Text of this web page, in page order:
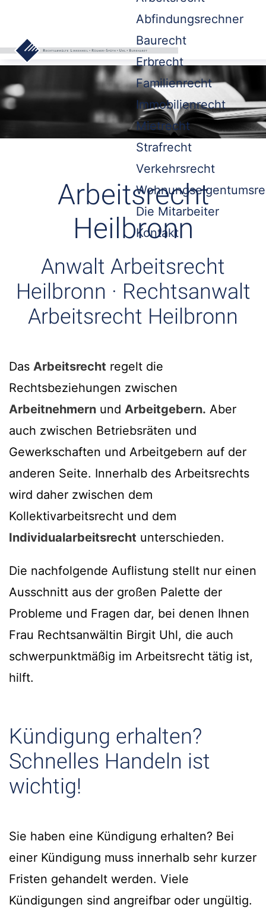
Abfindungsrechner
Baurecht
Erbrecht
Familienrecht
Immobilienrecht
Mietrecht
Strafrecht
Verkehrsrecht
Die Mitarbeiter
Kontakt
Arbeitsrecht
Heilbronn
Anwalt Arbeitsrecht
Heilbronn · Rechtsanwalt
Arbeitsrecht Heilbronn
Das Arbeitsrecht regelt die
Rechtsbeziehungen zwischen
Arbeitnehmern und Arbeitgebern. Aber
auch zwischen Betriebsräten und
Gewerkschaften und Arbeitgebern auf der
anderen Seite. Innerhalb des Arbeitsrechts
wird daher zwischen dem
Kollektivarbeitsrecht und dem
Individualarbeitsrecht unterschieden.
Die nachfolgende Auflistung stellt nur einen
Ausschnitt aus der großen Palette der
Probleme und Fragen dar, bei denen Ihnen
Frau Rechtsanwältin Birgit Uhl, die auch
schwerpunktmäßig im Arbeitsrecht tätig ist,
hilft.
Kündigung erhalten?
Schnelles Handeln ist
wichtig!
Sie haben eine Kündigung erhalten? Bei
einer Kündigung muss innerhalb sehr kurzer
Fristen gehandelt werden. Viele
Kündigungen sind angreifbar oder ungültig.